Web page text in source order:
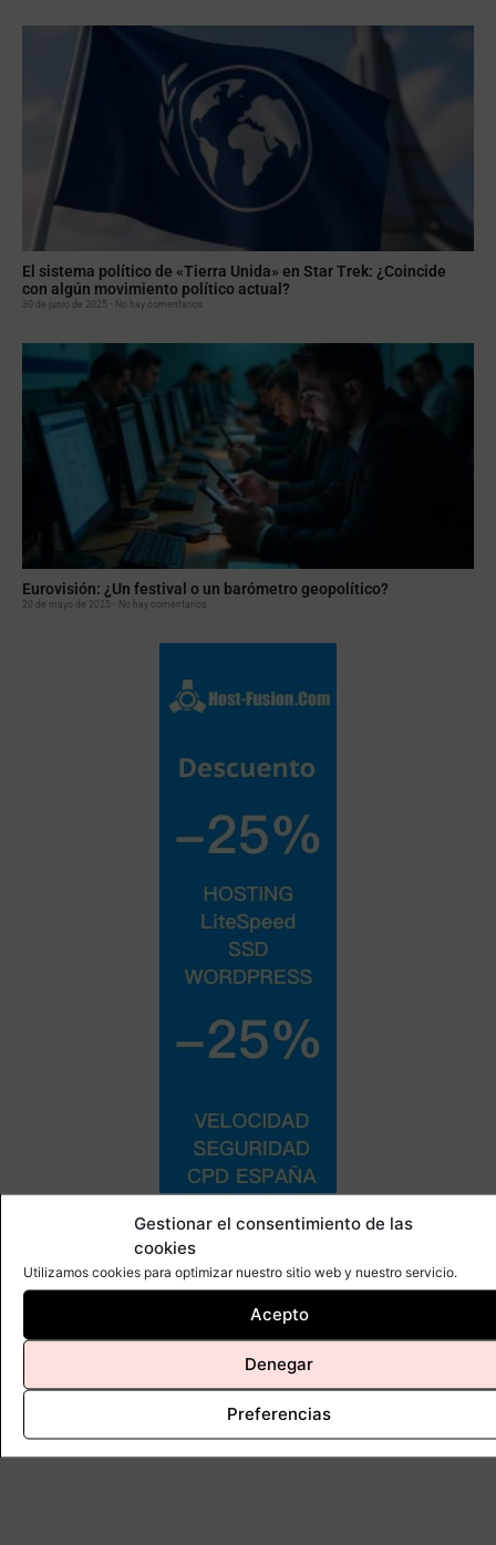
Gestionar el consentimiento de las
cookies
Utilizamos cookies para optimizar nuestro sitio web y nuestro servicio.
Acepto
Denegar
Preferencias
El sistema político de «Tierra Unida» en Star Trek: ¿Coincide
con algún movimiento político actual?
30 de junio de 2025 No hay comentarios
Eurovisión: ¿Un festival o un barómetro geopolítico?
20 de mayo de 2025 No hay comentarios
Muro